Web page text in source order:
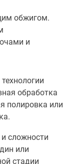
обжигом.
и
обработка
полировка или
сложности
или
стадии